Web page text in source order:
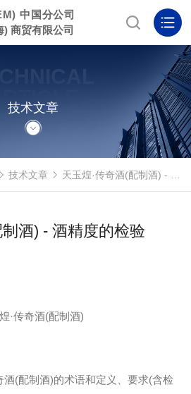
中国分公司
商贸有限公司
技术文章
技术文章 天玉煌·传奇酒(配制酒) - 酒精度的检验
酒) - 酒精度的检验
·传奇酒(配制酒)
酒(配制酒)的术语和定义、要求(含检